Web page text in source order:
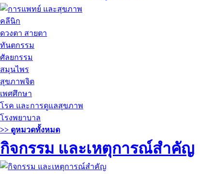
คลีนิก
ดวงตา สายตา
ทันตกรรม
ศัลยกรรม
สมุนไพร
สุขภาพจิต
เพศศึกษา
โรค และการดูแลสุขภาพ
โรงพยาบาล
>> ดูหมวดทั้งหมด
กิจกรรม และเหตุการณ์สำคัญ